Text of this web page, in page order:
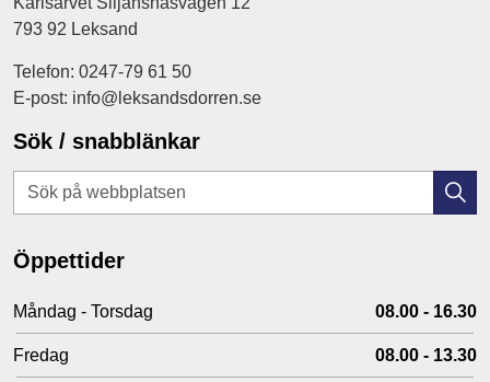
793 92 Leksand
Telefon: 0247-79 61 50
E-post: info@leksandsdorren.se
Sök / snabblänkar
Öppettider
Måndag - Torsdag 08.00 - 16.30
Fredag 08.00 - 13.30